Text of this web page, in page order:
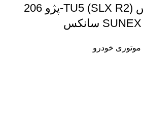
شاتون پژو پارس (SLX R2) TU5-پژو 206
موتوری خودرو